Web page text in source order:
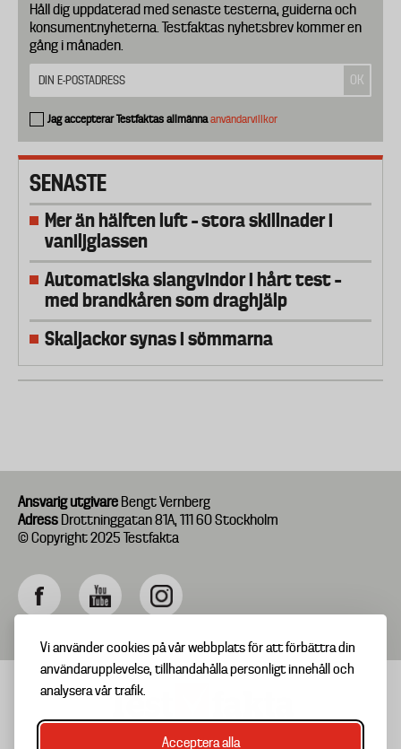
Vi använder cookies på vår webbplats för att förbättra din
användarupplevelse, tillhandahålla personligt innehåll och
analysera vår trafik.
Acceptera alla
Håll dig uppdaterad med senaste testerna, guiderna och
konsumentnyheterna. Testfaktas nyhetsbrev kommer en
gång i månaden.
Jag accepterar Testfaktas allmännaanvändarvillkor
SENASTE
Mer än hälften luft – stora skillnader i
vaniljglassen
Automatiska slangvindor i hårt test –
med brandkåren som draghjälp
Skaljackor synas i sömmarna
Ansvarig utgivare Bengt Vernberg
Adress Drottninggatan 81A, 111 60 Stockholm
© Copyright 2025 Testfakta